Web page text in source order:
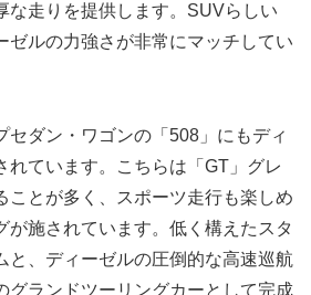
な走りを提供します。SUVらしい
ゼルの力強さが非常にマッチしてい
セダン・ワゴンの「508」にもディ
れています。こちらは「GT」グレ
ことが多く、スポーツ走行も楽しめ
が施されています。低く構えたスタ
と、ディーゼルの圧倒的な高速巡航
グランドツーリングカーとして完成